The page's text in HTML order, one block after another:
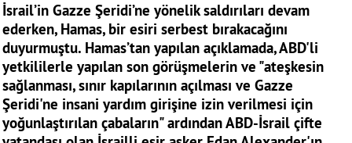
İsrail’in Gazze Şeridi’ne yönelik saldırıları devam
ederken, Hamas, bir esiri serbest bırakacağını
duyurmuştu. Hamas’tan yapılan açıklamada, ABD'li
yetkililerle yapılan son görüşmelerin ve "ateşkesin
sağlanması, sınır kapılarının açılması ve Gazze
Şeridi'ne insani yardım girişine izin verilmesi için
yoğunlaştırılan çabaların" ardından ABD-İsrail çifte